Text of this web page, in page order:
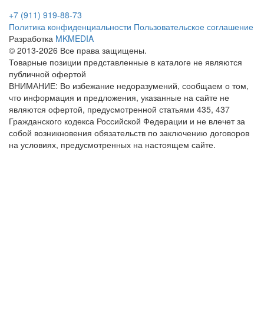
+7 (911) 919-88-73
Политика конфиденциальности Пользовательское соглашение
Разработка MKMEDIA
© 2013-2026 Все права защищены.
Товарные позиции представленные в каталоге не являются
публичной офертой
ВНИМАНИЕ: Во избежание недоразумений, сообщаем о том,
что информация и предложения, указанные на сайте не
являются офертой, предусмотренной статьями 435, 437
Гражданского кодекса Российской Федерации и не влечет за
собой возникновения обязательств по заключению договоров
на условиях, предусмотренных на настоящем сайте.